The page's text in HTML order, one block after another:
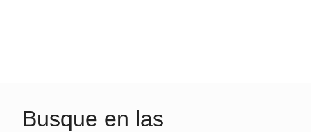
Busque en las